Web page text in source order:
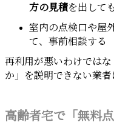
方の見積を出して
室内の点検口や屋
て、事前相談する
再利用が悪いわけでは
か」を説明できない業者
高齢者宅で「無料